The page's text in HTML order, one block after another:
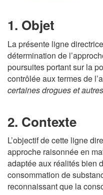
1. Objet
La présente ligne
détermination de
poursuites portant sur la
contrôlée aux termes de
certaines drogues et
2. Contexte
L’objectif de cette ligne
approche raisonnée en
adaptée aux réalités bien
consommation de
reconnaissant que la